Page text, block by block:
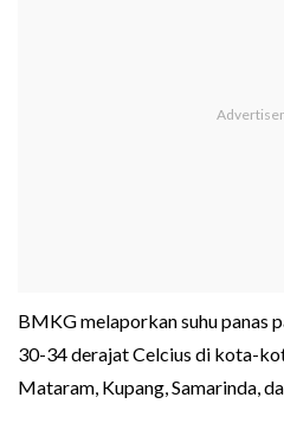
BMKG melaporkan suhu panas
30-34 derajat Celcius di kota-
Mataram, Kupang, Samarinda,